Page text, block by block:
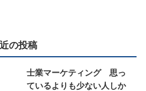
の投稿
士業マーケティング 思っ
ているよりも少ない人しか